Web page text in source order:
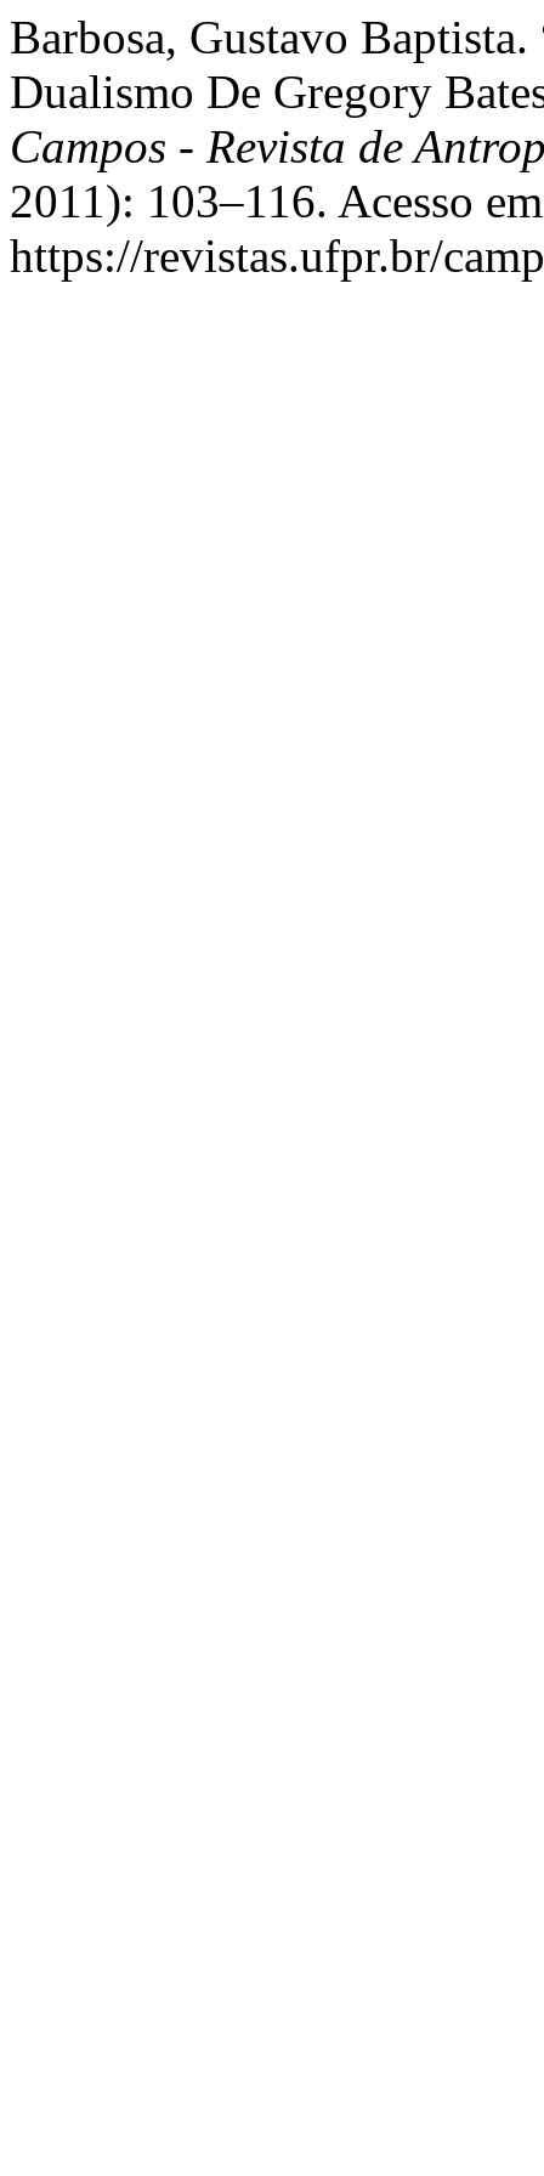
Barbosa, Gustavo
Dualismo De Gregory
Campos - Revista de
2011): 103–116. Acesso
https://revistas.ufpr.br/